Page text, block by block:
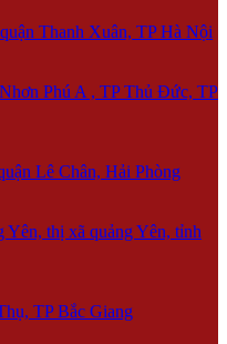
Thanh Xuân, TP Hà Nội
Phú A , TP Thủ Đức, TP
Lê Chân, Hải Phòng
thị xã quảng Yên, tỉnh
TP Bắc Giang